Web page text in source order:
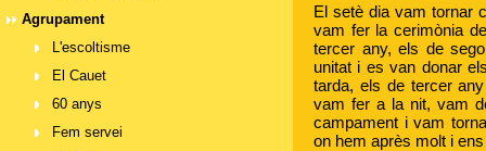
Agrupament
L'escoltisme
El Cauet
60 anys
Fem servei
El setè dia vam tornar
vam fer la cerimònia
tercer any, els de
unitat i es van donar
tarda, els de tercer
vam fer a la nit, vam
campament i vam
on hem après molt i